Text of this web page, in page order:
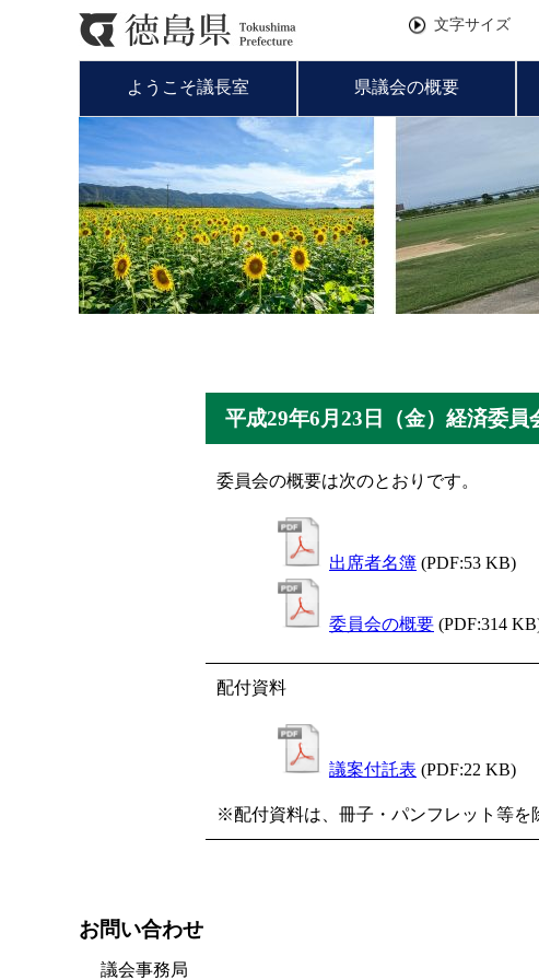
文字サイズ
ようこそ議長室 県議会の概要
平成29年6月23日（金）経済委員
委員会の概要は次のとおりです。
出席者名簿 (PDF:53 KB)
委員会の概要 (PDF:314
配付資料
議案付託表 (PDF:22 KB)
※配付資料は、冊子・パンフレット等を
お問い合わせ
議会事務局